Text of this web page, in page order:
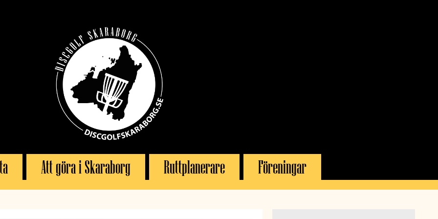
Att göra i Skaraborg Ruttplanerare Föreningar